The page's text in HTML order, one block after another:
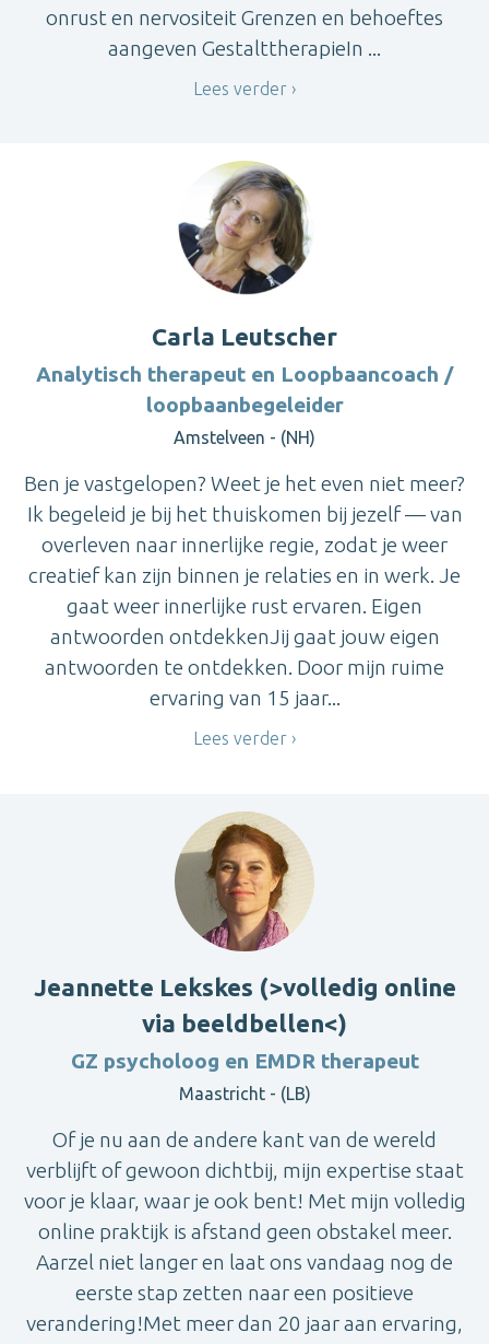
onrust en nervositeit Grenzen en behoeftes
aangeven GestalttherapieIn ...
Lees verder
Carla Leutscher
Analytisch therapeut en Loopbaancoach /
loopbaanbegeleider
Amstelveen - (NH)
Ben je vastgelopen? Weet je het even niet meer?
Ik begeleid je bij het thuiskomen bij jezelf — van
overleven naar innerlijke regie, zodat je weer
creatief kan zijn binnen je relaties en in werk. Je
gaat weer innerlijke rust ervaren. Eigen
antwoorden ontdekkenJij gaat jouw eigen
antwoorden te ontdekken. Door mijn ruime
ervaring van 15 jaar...
Lees verder
Jeannette Lekskes (>volledig online
via beeldbellen<)
GZ psycholoog en EMDR therapeut
Maastricht - (LB)
Of je nu aan de andere kant van de wereld
verblijft of gewoon dichtbij, mijn expertise staat
voor je klaar, waar je ook bent! Met mijn volledig
online praktijk is afstand geen obstakel meer.
Aarzel niet langer en laat ons vandaag nog de
eerste stap zetten naar een positieve
verandering!Met meer dan 20 jaar aan ervaring,